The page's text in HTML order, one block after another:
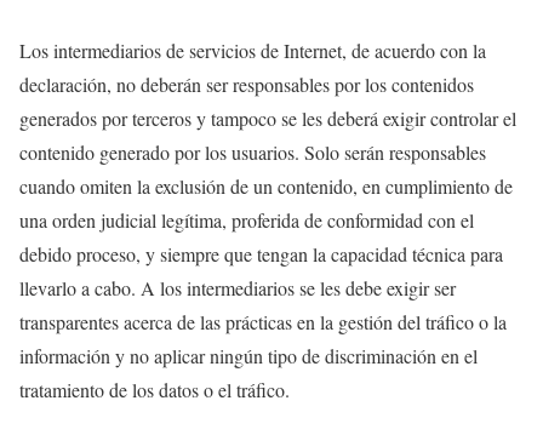
Los intermediarios de servicios de Internet, de acuerdo con la
declaración, no deberán ser responsables por los contenidos
generados por terceros y tampoco se les deberá exigir controlar el
contenido generado por los usuarios. Solo serán responsables
cuando omiten la exclusión de un contenido, en cumplimiento de
una orden judicial legítima, proferida de conformidad con el
debido proceso, y siempre que tengan la capacidad técnica para
llevarlo a cabo. A los intermediarios se les debe exigir ser
transparentes acerca de las prácticas en la gestión del tráfico o la
información y no aplicar ningún tipo de discriminación en el
tratamiento de los datos o el tráfico.